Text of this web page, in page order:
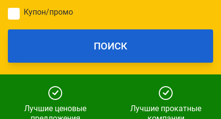
Купон/промо
ПОИСК
Лучшие ценовые
Лучшие прокатные